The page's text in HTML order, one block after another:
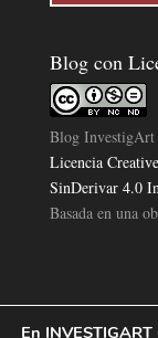
Blog con
Blog InvestigArt
Licencia
SinDerivar 4.0
Basada en una
En